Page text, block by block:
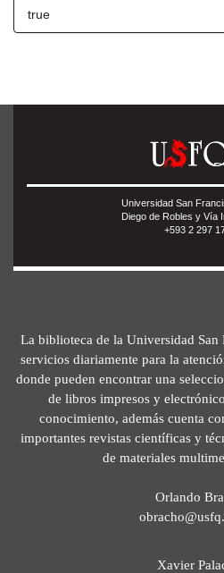
true
Universidad San
Diego de Robles y Vía
+593 2 297
La biblioteca de la Universidad San
servicios diariamente para la
donde pueden encontrar una
de libros impresos y
conocimiento, además cuenta
importantes revistas científicas y
de materiales
Orlando
Xavier